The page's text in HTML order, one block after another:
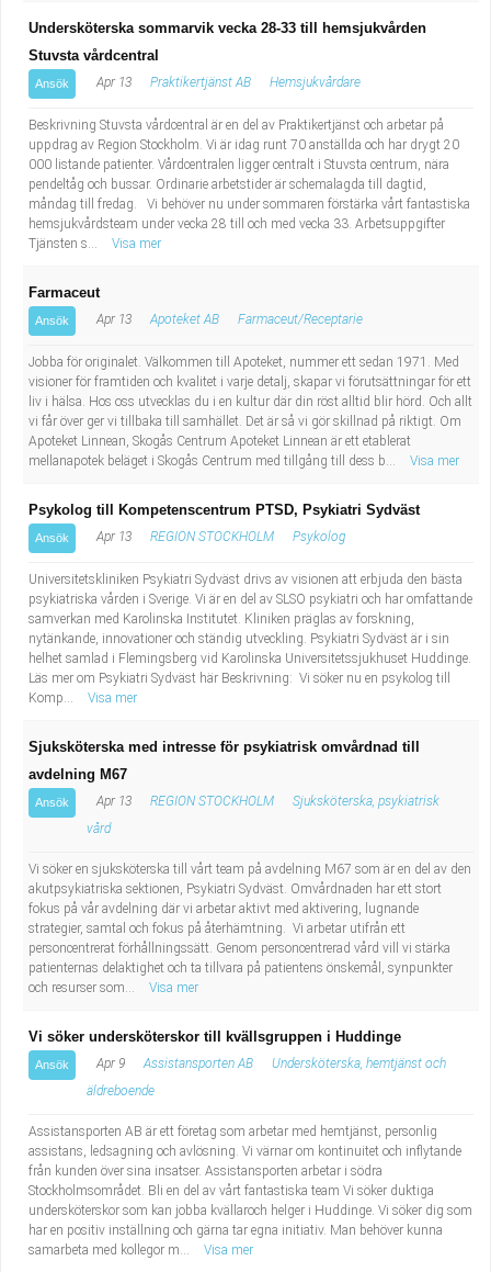
Undersköterska sommarvik vecka 28-33 till hemsjukvården
Stuvsta vårdcentral
Ansök Apr 13 Praktikertjänst AB Hemsjukvårdare
Beskrivning Stuvsta vårdcentral är en del av Praktikertjänst och arbetar på
uppdrag av Region Stockholm. Vi är idag runt 70 anställda och har drygt 20
000 listande patienter. Vårdcentralen ligger centralt i Stuvsta centrum, nära
pendeltåg och bussar. Ordinarie arbetstider är schemalagda till dagtid,
måndag till fredag. Vi behöver nu under sommaren förstärka vårt fantastiska
hemsjukvårdsteam under vecka 28 till och med vecka 33. Arbetsuppgifter
Tjänsten s...
Visa mer
Farmaceut
Ansök Apr 13 Apoteket AB Farmaceut/Receptarie
Jobba för originalet. Välkommen till Apoteket, nummer ett sedan 1971. Med
visioner för framtiden och kvalitet i varje detalj, skapar vi förutsättningar för ett
liv i hälsa. Hos oss utvecklas du i en kultur där din röst alltid blir hörd. Och allt
vi får över ger vi tillbaka till samhället. Det är så vi gör skillnad på riktigt. Om
Apoteket Linnean, Skogås Centrum Apoteket Linnean är ett etablerat
mellanapotek beläget i Skogås Centrum med tillgång till dess b...
Visa mer
Psykolog till Kompetenscentrum PTSD, Psykiatri Sydväst
Ansök Apr 13 REGION STOCKHOLM Psykolog
Universitetskliniken Psykiatri Sydväst drivs av visionen att erbjuda den bästa
psykiatriska vården i Sverige. Vi är en del av SLSO psykiatri och har omfattande
samverkan med Karolinska Institutet. Kliniken präglas av forskning,
nytänkande, innovationer och ständig utveckling. Psykiatri Sydväst är i sin
helhet samlad i Flemingsberg vid Karolinska Universitetssjukhuset Huddinge.
Läs mer om Psykiatri Sydväst här Beskrivning: Vi söker nu en psykolog till
Komp...
Visa mer
Sjuksköterska med intresse för psykiatrisk omvårdnad till
avdelning M67
Ansök Apr 13 REGION STOCKHOLM
Sjuksköterska, psykiatrisk
vård
Vi söker en sjuksköterska till vårt team på avdelning M67 som är en del av den
akutpsykiatriska sektionen, Psykiatri Sydväst. Omvårdnaden har ett stort
fokus på vår avdelning där vi arbetar aktivt med aktivering, lugnande
strategier, samtal och fokus på återhämtning. Vi arbetar utifrån ett
personcentrerat förhållningssätt. Genom personcentrerad vård vill vi stärka
patienternas delaktighet och ta tillvara på patientens önskemål, synpunkter
och resurser som...
Visa mer
Vi söker undersköterskor till kvällsgruppen i Huddinge
Ansök Apr 9 Assistansporten AB
Undersköterska, hemtjänst och
äldreboende
Assistansporten AB är ett företag som arbetar med hemtjänst, personlig
assistans, ledsagning och avlösning. Vi värnar om kontinuitet och inflytande
från kunden över sina insatser. Assistansporten arbetar i södra
Stockholmsområdet. Bli en del av vårt fantastiska team Vi söker duktiga
undersköterskor som kan jobba kvällaroch helger i Huddinge. Vi söker dig som
har en positiv inställning och gärna tar egna initiativ. Man behöver kunna
samarbeta med kollegor m...
Visa mer